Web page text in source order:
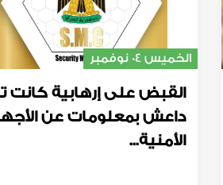
الخميس 04 نوفمبر
القبض على إرهابية كانت
داعش بمعلومات عن
الأمنية...